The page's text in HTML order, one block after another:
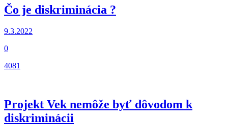
Čo je diskriminácia ?
9.3.2022
0
4081
Projekt Vek nemôže byť dôvodom k
diskriminácii